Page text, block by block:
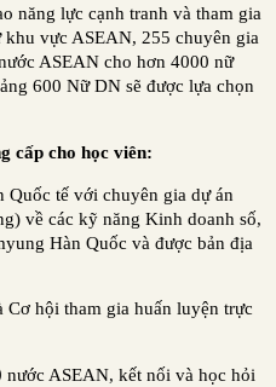
năng lực cạnh tranh và tham gia
khu vực ASEAN, 255 chuyên gia
ASEAN cho hơn 4000 nữ
600 Nữ DN sẽ được lựa chọn
cấp cho học viên:
Quốc tế với chuyên gia dự án
về các kỹ năng Kinh doanh số,
Hàn Quốc và được bản địa
Cơ hội tham gia huấn luyện trực
ASEAN, kết nối và học hỏi